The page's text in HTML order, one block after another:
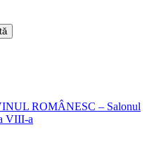
ROMÂNESC – Salonul
VIII-a